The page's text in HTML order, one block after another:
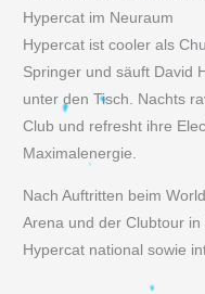
Hypercat im Neuraum
Hypercat ist cooler als
Springer und säuft David
unter den Tisch. Nachts
Club und refresht ihre
Maximalenergie.
Nach Auftritten beim
Arena und der Clubtour
Hypercat national sowie